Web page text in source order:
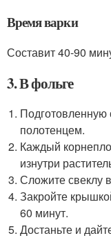
Время варки
Составит 40-90
3. В фольге
полотенцем.
Каждый
изнутри
Сложите свеклу
Закройте
60 минут.
Достаньте и